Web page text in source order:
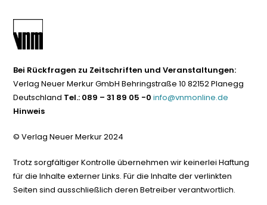
Bei Rückfragen zu Zeitschriften und Veranstaltungen:
Verlag Neuer Merkur GmbH Behringstraße 10 82152 Planegg
Deutschland Tel.: 089 – 31 89 05 -0 info@vnmonline.de
Hinweis
© Verlag Neuer Merkur 2024
Trotz sorgfältiger Kontrolle übernehmen wir keinerlei Haftung
für die Inhalte externer Links. Für die Inhalte der verlinkten
Seiten sind ausschließlich deren Betreiber verantwortlich.